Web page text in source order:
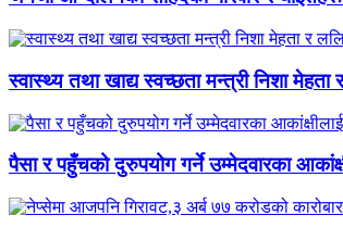
स्वास्थ्य तथा खाद्य स्वच्छता मन्त्री निशा मेहता
पैसा र पहुँचको दुरुपयोग गर्ने उम्मेदवारका